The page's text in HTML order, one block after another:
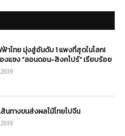
ฟ้าไทย มุ่งสู่อันดับ 1 แพงที่สุดในโลก!
องแซง “ลอนดอน-สิงคโปร์” เรียบร้อย
ส้นทางขนส่งผลไม้ไทยไปจีน